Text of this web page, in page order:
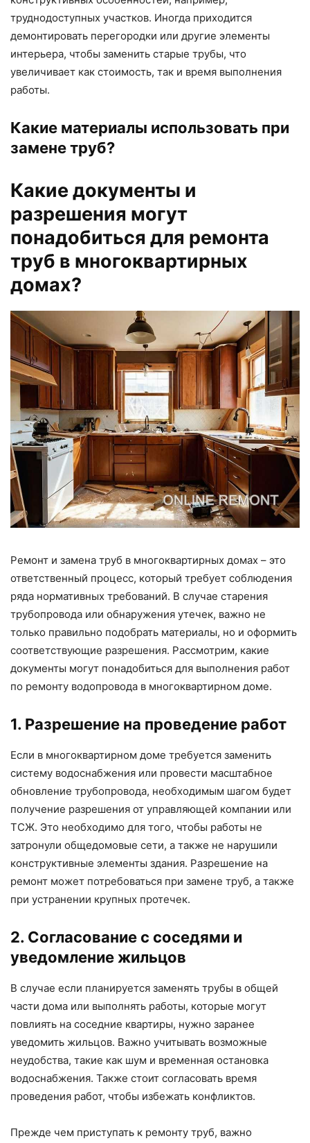
труднодоступных участков. Иногда приходится
демонтировать перегородки или другие элементы
интерьера, чтобы заменить старые трубы, что
увеличивает как стоимость, так и время выполнения
работы.
Какие материалы использовать при
замене труб?
Какие документы и
разрешения могут
понадобиться для ремонта
труб в многоквартирных
домах?
Ремонт и замена труб в многоквартирных домах – это
ответственный процесс, который требует соблюдения
ряда нормативных требований. В случае старения
трубопровода или обнаружения утечек, важно не
только правильно подобрать материалы, но и оформить
соответствующие разрешения. Рассмотрим, какие
документы могут понадобиться для выполнения работ
по ремонту водопровода в многоквартирном доме.
1. Разрешение на проведение работ
Если в многоквартирном доме требуется заменить
систему водоснабжения или провести масштабное
обновление трубопровода, необходимым шагом будет
получение разрешения от управляющей компании или
ТСЖ. Это необходимо для того, чтобы работы не
затронули общедомовые сети, а также не нарушили
конструктивные элементы здания. Разрешение на
ремонт может потребоваться при замене труб, а также
при устранении крупных протечек.
2. Согласование с соседями и
уведомление жильцов
В случае если планируется заменять трубы в общей
части дома или выполнять работы, которые могут
повлиять на соседние квартиры, нужно заранее
уведомить жильцов. Важно учитывать возможные
неудобства, такие как шум и временная остановка
водоснабжения. Также стоит согласовать время
проведения работ, чтобы избежать конфликтов.
Прежде чем приступать к ремонту труб, важно